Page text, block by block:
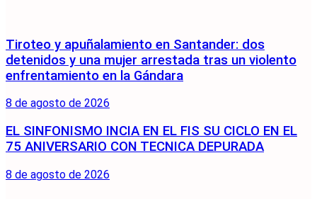
Tiroteo y apuñalamiento en Santander: dos
detenidos y una mujer arrestada tras un violento
enfrentamiento en la Gándara
8 de agosto de 2026
EL SINFONISMO INCIA EN EL FIS SU CICLO EN EL
75 ANIVERSARIO CON TECNICA DEPURADA
8 de agosto de 2026